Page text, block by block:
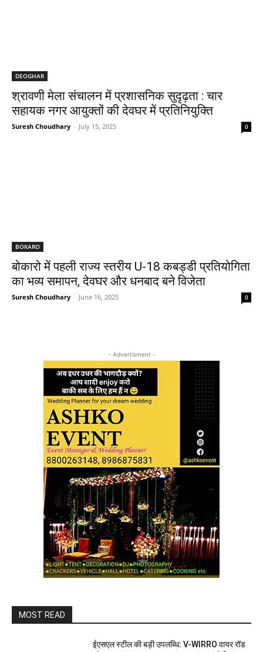
DEOGHAR
श्रावणी मेला संचालन में प्रशासनिक सुदृढ़ता : चार
सहायक नगर आयुक्तों की देवघर में प्रतिनियुक्ति
Suresh Choudhary - July 15, 2025 0
BOKARO
बोकारो में पहली राज्य स्तरीय U-18 कबड्डी प्रतियोगिता
का भव्य समापन, देवघर और धनबाद बने विजेता
Suresh Choudhary - June 16, 2025 0
- Advertisment -
MOST READ
ईएसएल स्टील की बड़ी उपलब्धि: V-WIRRO वायर रॉड